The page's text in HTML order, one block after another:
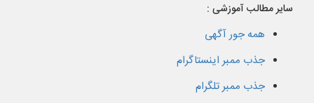
سایر مطالب آموزشی :
همه جور آگهی
جذب ممبر اینستاگرام
جذب ممبر تلگرام